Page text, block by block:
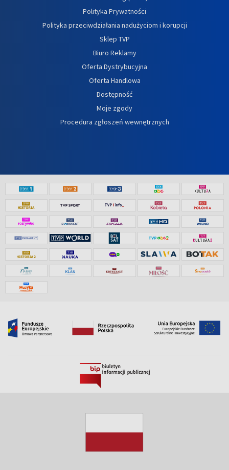
Polityka Prywatności
Polityka przeciwdziałania nadużyciom i korupcji
Sklep TVP
Biuro Reklamy
Oferta Dystrybucyjna
Oferta Handlowa
Dostępność
Moje zgody
Procedura zgłoszeń wewnętrznych